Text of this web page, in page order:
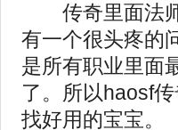
传奇里面法师
有一个很头疼的
是所有职业里面
了。所以haosf
找好用的宝宝。